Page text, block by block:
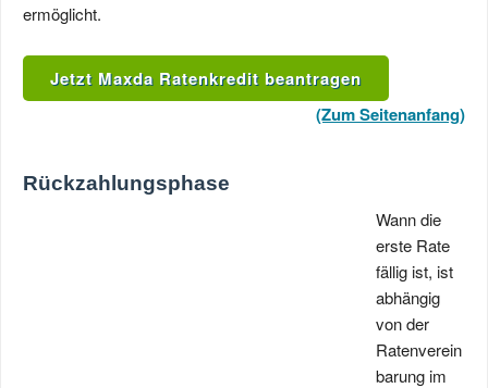
ermöglicht.
Jetzt Maxda Ratenkredit beantragen
(Zum Seitenanfang)
Rückzahlungsphase
Wann die
erste Rate
fällig ist, ist
abhängig
von der
Ratenverein
barung im